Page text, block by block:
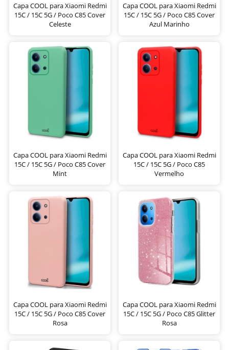
Capa COOL para Xiaomi Redmi
15C / 15C 5G / Poco C85 Cover
Celeste
Capa COOL para Xiaomi Redmi
15C / 15C 5G / Poco C85 Cover
Azul Marinho
Capa COOL para Xiaomi Redmi
15C / 15C 5G / Poco C85 Cover
Mint
Capa COOL para Xiaomi Redmi
15C / 15C 5G / Poco C85
Vermelho
Capa COOL para Xiaomi Redmi
15C / 15C 5G / Poco C85 Cover
Rosa
Capa COOL para Xiaomi Redmi
15C / 15C 5G / Poco C85 Glitter
Rosa